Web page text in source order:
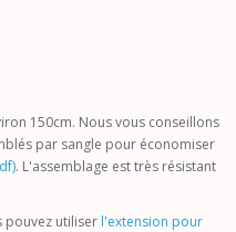
150cm. Nous vous conseillons
sangle pour économiser
. L'assemblage est très résistant
pouvez utiliser l'extension pour